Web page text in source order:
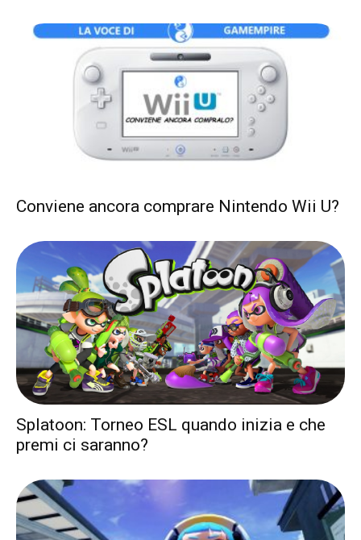
Conviene ancora comprare Nintendo Wii U?
Splatoon: Torneo ESL quando inizia e che
premi ci saranno?